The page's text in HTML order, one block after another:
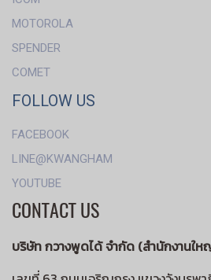
MOTOROLA
SPENDER
COMET
FOLLOW US
FACEBOOK
LINE@KWANGHAM
YOUTUBE
CONTACT US
บริษัท กวางพูดได้ จำกัด (สำนักงานใ